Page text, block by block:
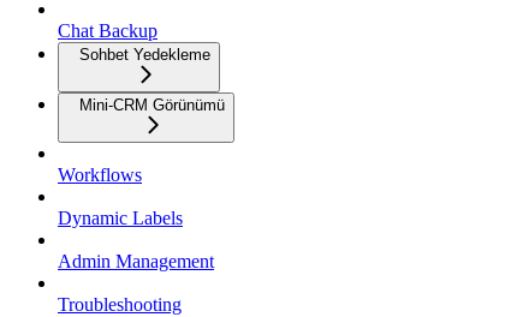
Chat Backup
Sohbet Yedekleme
Mini-CRM Görünümü
Workflows
Dynamic Labels
Admin Management
Troubleshooting